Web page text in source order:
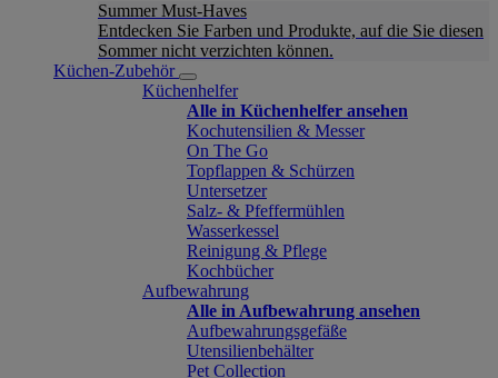
Summer Must-Haves
Entdecken Sie Farben und Produkte, auf die Sie diesen
Sommer nicht verzichten können.
Küchen-Zubehör
Küchenhelfer
Alle in Küchenhelfer ansehen
Kochutensilien & Messer
On The Go
Topflappen & Schürzen
Untersetzer
Salz- & Pfeffermühlen
Wasserkessel
Reinigung & Pflege
Kochbücher
Aufbewahrung
Alle in Aufbewahrung ansehen
Aufbewahrungsgefäße
Utensilienbehälter
Pet Collection